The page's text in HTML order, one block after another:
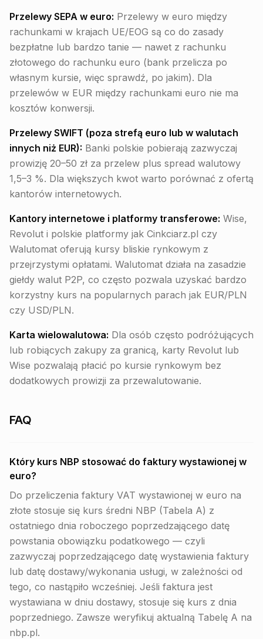
Przelewy SEPA w euro: Przelewy w euro między
rachunkami w krajach UE/EOG są co do zasady
bezpłatne lub bardzo tanie — nawet z rachunku
złotowego do rachunku euro (bank przelicza po
własnym kursie, więc sprawdź, po jakim). Dla
przelewów w EUR między rachunkami euro nie ma
kosztów konwersji.
Przelewy SWIFT (poza strefą euro lub w walutach
innych niż EUR): Banki polskie pobierają zazwyczaj
prowizję 20–50 zł za przelew plus spread walutowy
1,5–3 %. Dla większych kwot warto porównać z ofertą
kantorów internetowych.
Kantory internetowe i platformy transferowe: Wise,
Revolut i polskie platformy jak Cinkciarz.pl czy
Walutomat oferują kursy bliskie rynkowym z
przejrzystymi opłatami. Walutomat działa na zasadzie
giełdy walut P2P, co często pozwala uzyskać bardzo
korzystny kurs na popularnych parach jak EUR/PLN
czy USD/PLN.
Karta wielowalutowa: Dla osób często podróżujących
lub robiących zakupy za granicą, karty Revolut lub
Wise pozwalają płacić po kursie rynkowym bez
dodatkowych prowizji za przewalutowanie.
FAQ
Który kurs NBP stosować do faktury wystawionej w
euro?
Do przeliczenia faktury VAT wystawionej w euro na
złote stosuje się kurs średni NBP (Tabela A) z
ostatniego dnia roboczego poprzedzającego datę
powstania obowiązku podatkowego — czyli
zazwyczaj poprzedzającego datę wystawienia faktury
lub datę dostawy/wykonania usługi, w zależności od
tego, co nastąpiło wcześniej. Jeśli faktura jest
wystawiana w dniu dostawy, stosuje się kurs z dnia
poprzedniego. Zawsze weryfikuj aktualną Tabelę A na
nbp.pl.